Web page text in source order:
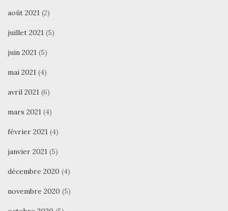
août 2021 (2)
juillet 2021 (5)
juin 2021 (5)
mai 2021 (4)
avril 2021 (6)
mars 2021 (4)
février 2021 (4)
janvier 2021 (5)
décembre 2020 (4)
novembre 2020 (5)